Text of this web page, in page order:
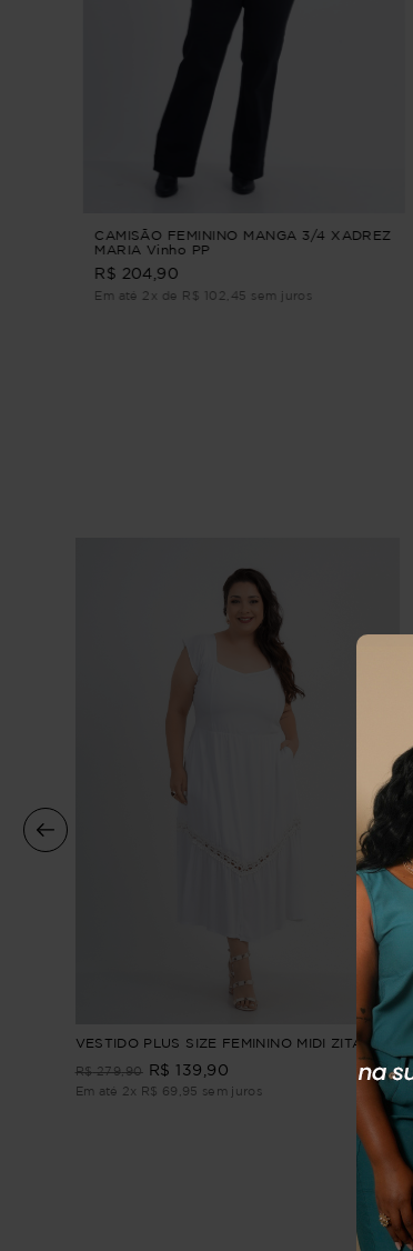
CAMISÃO FEMININO MANGA 3/4 XADREZ
MARIA Vinho PP
R$ 204,90
Em até 2x de R$ 102,45 sem juros
VESTIDO PLUS SIZE FEMININO MIDI ZITA
R$ 279,90 R$ 139 90
Em até 2x R$ 69 95 sem juros